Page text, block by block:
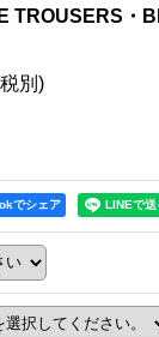
TROUSERS・
別)
でシェア